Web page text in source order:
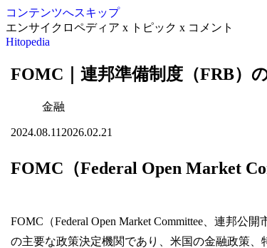
コンテンツへスキップ
エンサイクロペディア x トピック x コメント
Hitopedia
FOMC｜連邦準備制度（FRB）
金融
2024.08.11 2026.02.21
FOMC（Federal Open Market
FOMC（Federal Open Market Committee、連邦
の主要な政策決定機関であり、米国の金融政策